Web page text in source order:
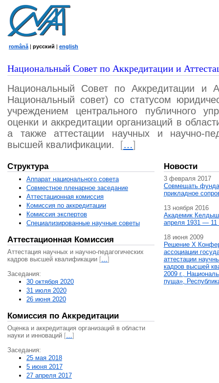
română | русский | english
Национальный Совет по Аккредитации и
Национальный Совет по Аккредитации и
Национальный совет) со статусом
учреждением центрального публичного
оценки и аккредитации организаций в
а также аттестации научных и научно-
высшей квалификации.
[…]
Структура
Аппарат национального совета
Совместное пленарное заседание
Аттестационная комисcия
Комиссия по аккредитации
Комиссия экспертов
Специализированные научные советы
Аттестационная Комиссия
Аттестация научных и научно-педагогических
кадров высшей квалификации […]
Заседания:
30 октября 2020
31 июля 2020
26 июня 2020
Комиссия по Аккредитации
Оценка и аккредитация организаций в области
науки и инноваций […]
Заседания:
25 мая 2018
5 июня 2017
27 апреля 2017
Новости
3 февраля 2017
Совмещать
прикладное
13 ноября 2016
Академик
апреля 1931 — 11
18 июня 2009
Решение X
ассоциации
аттестации
кадров высшей
2009 г.,
пуща»,